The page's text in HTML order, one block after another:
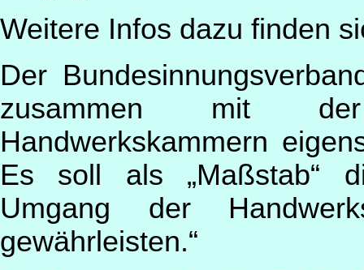
Weitere Infos dazu finden
Der
zusammen mit der
Handwerkskammern
Es soll als „Maßstab“
Umgang der
gewährleisten.“